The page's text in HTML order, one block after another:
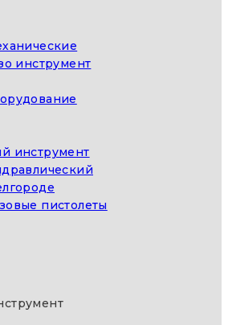
инструмент
инструмент
пистолеты